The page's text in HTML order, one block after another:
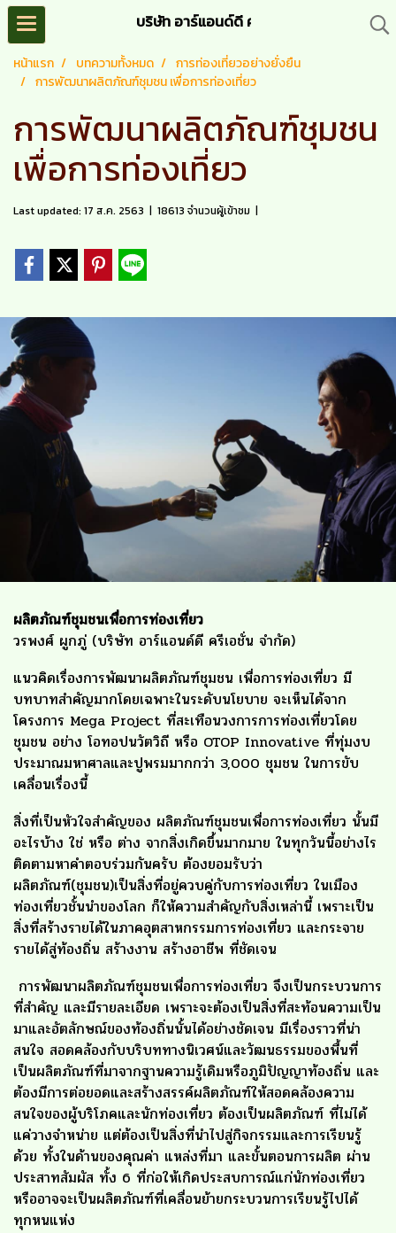
บริษัท อาร์แอนด์ดี ครีเอชั่น จำกัด (R&D
หน้าแรก บทความทั้งหมด
การท่องเที่ยวอย่างยั่งยืน
การพัฒนาผลิตภัณฑ์ชุมชน เพื่อการท่องเที่ยว
การพัฒนาผลิตภัณฑ์ชุมชน
เพื่อการท่องเที่ยว
Last updated: 17 ส.ค. 2563 | 18613 จำนวนผู้เข้าชม |
ผลิตภัณฑ์ชุมชนเพื่อการท่องเที่ยว
วรพงศ์ ผูกภู่ (บริษัท อาร์แอนด์ดี ครีเอชั่น จำกัด)
แนวคิดเรื่องการพัฒนาผลิตภัณฑ์ชุมชน เพื่อการท่องเที่ยว มี
บทบาทสำคัญมากโดยเฉพาะในระดับนโยบาย จะเห็นได้จาก
โครงการ Mega Project ที่สะเทือนวงการการท่องเที่ยวโดย
ชุมชน อย่าง โอทอปนวัตวิถี หรือ OTOP Innovative ที่ทุ่มงบ
ประมาณมหาศาลและปูพรมมากกว่า 3,000 ชุมชน ในการขับ
เคลื่อนเรื่องนี้
สิ่งที่เป็นหัวใจสำคัญของ ผลิตภัณฑ์ชุมชนเพื่อการท่องเที่ยว นั้นมี
อะไรบ้าง ใช่ หรือ ต่าง จากสิ่งเกิดขึ้นมากมาย ในทุกวันนี้อย่างไร
ติดตามหาคำตอบร่วมกันครับ ต้องยอมรับว่า
ผลิตภัณฑ์(ชุมชน)เป็นสิ่งที่อยู่ควบคู่กับการท่องเที่ยว ในเมือง
ท่องเที่ยวชั้นนำของโลก ก็ให้ความสำคัญกับสิ่งเหล่านี้ เพราะเป็น
สิ่งที่สร้างรายได้ในภาคอุตสาหกรรมการท่องเที่ยว และกระจาย
รายได้สู่ท้องถิ่น สร้างงาน สร้างอาชีพ ที่ชัดเจน
การพัฒนาผลิตภัณฑ์ชุมชนเพื่อการท่องเที่ยว จึงเป็นกระบวนการ
ที่สำคัญ และมีรายละเอียด เพราะจะต้องเป็นสิ่งที่สะท้อนความเป็น
มาและอัตลักษณ์ของท้องถิ่นนั้นได้อย่างชัดเจน มีเรื่องราวที่น่า
สนใจ สอดคล้องกับบริบททางนิเวศน์และวัฒนธรรมของพื้นที่
เป็นผลิตภัณฑ์ที่มาจากฐานความรู้เดิมหรือภูมิปัญญาท้องถิ่น และ
ต้องมีการต่อยอดและสร้างสรรค์ผลิตภัณฑ์ให้สอดคล้องความ
สนใจของผู้บริโภคและนักท่องเที่ยว ต้องเป็นผลิตภัณฑ์ ที่ไม่ได้
แค่วางจำหน่าย แต่ต้องเป็นสิ่งที่นำไปสู่กิจกรรมและการเรียนรู้
ด้วย ทั้งในด้านของคุณค่า แหล่งที่มา และขั้นตอนการผลิต ผ่าน
ประสาทสัมผัส ทั้ง 6 ที่ก่อให้เกิดประสบการณ์แก่นักท่องเที่ยว
หรืออาจจะเป็นผลิตภัณฑ์ที่เคลื่อนย้ายกระบวนการเรียนรู้ไปได้
ทุกหนแห่ง